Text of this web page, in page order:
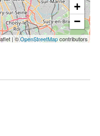
+
−
|©OpenStreetMapcontributors